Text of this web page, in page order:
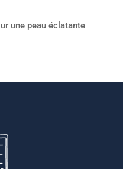
une peau éclatante